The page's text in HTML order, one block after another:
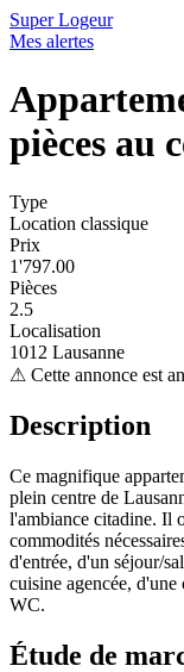
Super Logeur
Mes alertes
pièces au
Type
Location classique
Prix
1'797.00
Pièces
2.5
Localisation
1012 Lausanne
⚠ Cette annonce est
Description
Ce magnifique
plein centre de
l'ambiance citadine. Il
commodités
d'entrée, d'un séjour/
cuisine agencée,
WC.
Étude de